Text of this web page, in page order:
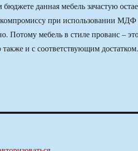
данная мебель зачастую
при использовании МДФ
Потому мебель в стиле прованс –
и с соответствующим достатком.